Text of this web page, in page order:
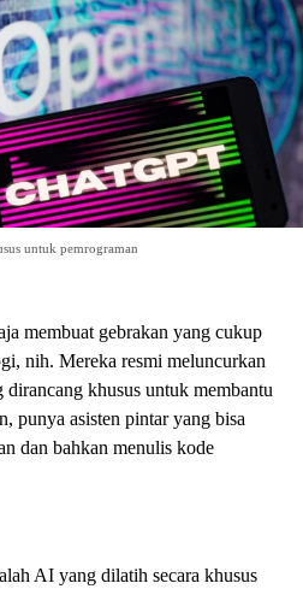
untuk pemrograman
membuat gebrakan yang cukup
nih. Mereka resmi meluncurkan
khusus untuk membantu
punya asisten pintar yang bisa
dan bahkan menulis kode
AI yang dilatih secara khusus